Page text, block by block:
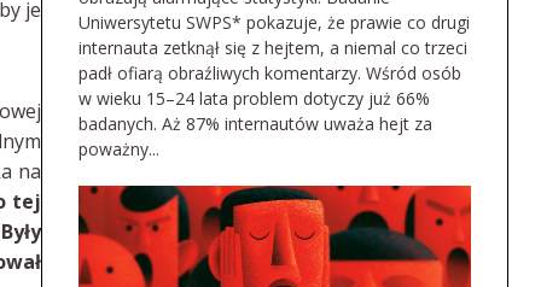
je
na
tej
Uniwersytetu SWPS* pokazuje, że prawie co drugi
internauta zetknął się z hejtem, a niemal co trzeci
padł ofiarą obraźliwych komentarzy. Wśród osób
w wieku 15–24 lata problem dotyczy już 66%
badanych. Aż 87% internautów uważa hejt za
poważny...